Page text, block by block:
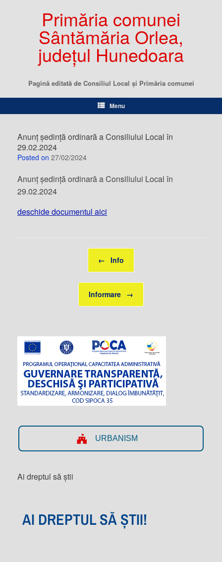
Primăria comunei
Sântămăria Orlea,
județul Hunedoara
Pagină editată de Consiliul Local şi Primăria comunei
Menu
Anunț ședință ordinară a Consiliului Local în
29.02.2024
Posted on 27/02/2024
Anunț ședință ordinară a Consiliului Local în
29.02.2024
deschide documentul aici
← Info
Informare →
URBANISM
Ai dreptul să știi
AI DREPTUL SĂ ȘTII!